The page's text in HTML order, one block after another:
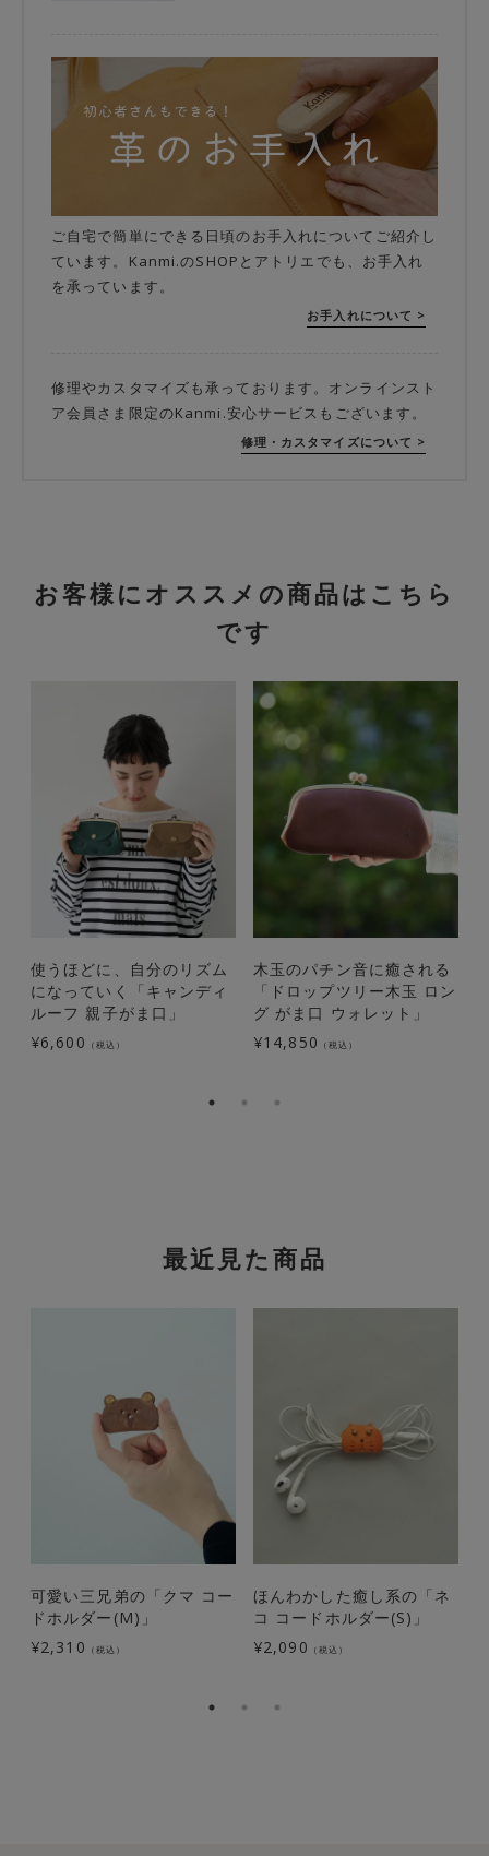
ご自宅で簡単にできる日頃のお手入れについてご紹介し
ています。Kanmi.のSHOPとアトリエでも、お手入れ
を承っています。
お手入れについて >
修理やカスタマイズも承っております。オンラインスト
ア会員さま限定のKanmi.安心サービスもございます。
修理・カスタマイズについて >
お客様にオススメの商品はこちら
です
使うほどに、自分のリズム
になっていく「キャンディ
ルーフ 親子がま口」
¥6,600 （税込）
木玉のパチン音に癒される
「ドロップツリー木玉 ロン
グ がま口 ウォレット」
¥14,850 （税込）
最近見た商品
可愛い三兄弟の「クマ コー
ドホルダー(M)」
¥2,310 （税込）
ほんわかした癒し系の「ネ
コ コードホルダー(S)」
¥2,090 （税込）